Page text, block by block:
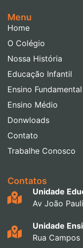
Menu
Home
O Colégio
Nossa História
Educação Infantil
Ensino Fundamental
Ensino Médio
Donwloads
Contato
Trabalhe Conosco
Contatos
Unidade
Av João
Unidade
Rua